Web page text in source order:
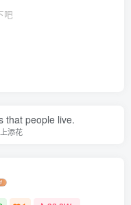
吧
that people live.
添花